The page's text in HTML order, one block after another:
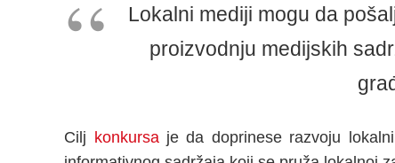
Lokalni mediji mogu da
proizvodnju medijskih
Cilj konkursaje da doprinese razvoju